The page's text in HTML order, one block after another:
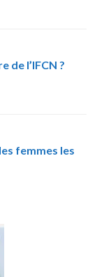
de l’IFCN ?
femmes les